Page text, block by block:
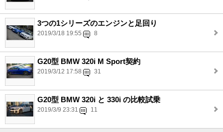
3つの1シリーズのエンジンと足回り
2019/3/18 19:55 8
G20型 BMW 320i M Sport契約
2019/3/12 17:58 31
G20型 BMW 320i と 330i の比較試乗
2019/3/9 23:31 11